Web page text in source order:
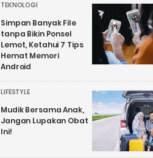
TEKNOLOGI
Simpan Banyak File
tanpa Bikin Ponsel
Lemot, Ketahui 7 Tips
Hemat Memori
Android
LIFESTYLE
Mudik Bersama Anak,
Jangan Lupakan Obat
Ini!